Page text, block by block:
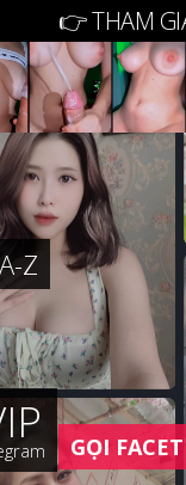
👉 THAM
Z
GỌI